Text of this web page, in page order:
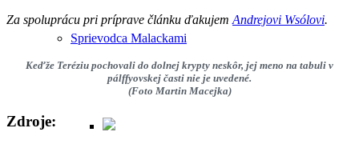
Sprievodca Malackami
Za spoluprácu pri príprave článku ďakujem Andrejovi Wsólovi.
Keďže Teréziu pochovali do dolnej krypty neskôr, jej meno na tabuli v
pálffyovskej časti nie je uvedené.
(Foto Martin Macejka)
Zdroje: